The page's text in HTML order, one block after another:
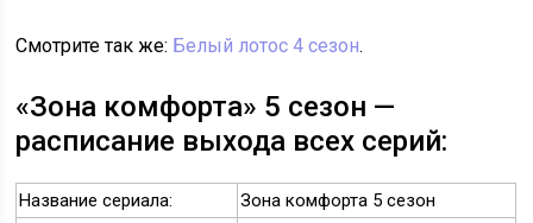
Смотрите так же: Белый лотос 4 сезон.
«Зона комфорта» 5 сезон —
расписание выхода всех серий:
Название сериала:
Зона комфорта 5 сезон